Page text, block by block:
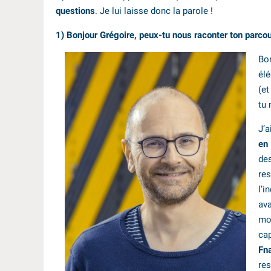
questions. Je lui laisse donc la parole !
1) Bonjour Grégoire, peux-tu nous raconter ton
tu
en